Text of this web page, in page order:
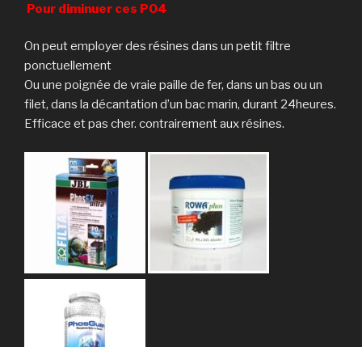
Pour diminuer ces PO4
On peut employer des résines dans un petit filtre
ponctuellement
Ou une poignée de vraie paille de fer, dans un bas ou un
filet, dans la décantation d’un bac marin, durant 24heures.
Efficace et pas cher. contrairement aux résines.